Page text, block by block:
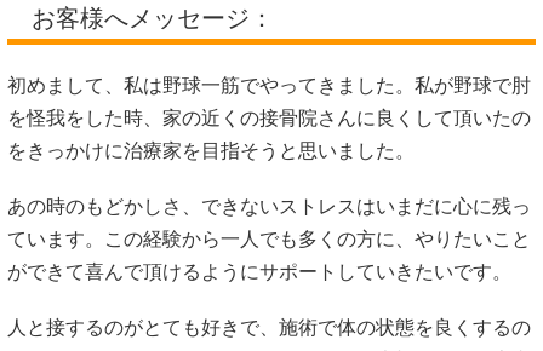
お客様へメッセージ：
初めまして、私は野球一筋でやってきました。私が野球で肘
を怪我をした時、家の近くの接骨院さんに良くして頂いたの
をきっかけに治療家を目指そうと思いました。
あの時のもどかしさ、できないストレスはいまだに心に残っ
ています。この経験から一人でも多くの方に、やりたいこと
ができて喜んで頂けるようにサポートしていきたいです。
人と接するのがとても好きで、施術で体の状態を良くするの